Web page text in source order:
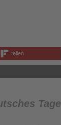
teilen